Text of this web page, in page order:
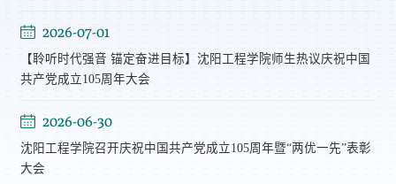
2026-07-01
【聆听时代强音 锚定奋进目标】沈阳工程学院师生热议庆祝中国
共产党成立105周年大会
2026-06-30
沈阳工程学院召开庆祝中国共产党成立105周年暨“两优一先”表彰
大会